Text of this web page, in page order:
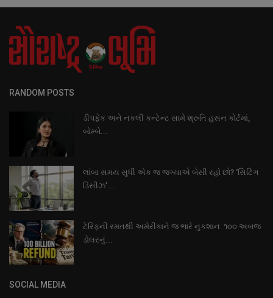
RANDOM POSTS
ડીપફેક અને નકલી કન્ટેન્ટ સામે શ્રુતિ હસન કોર્ટમાં,
બોમ્બે...
લાંબા સમય સુધી એક જ જગ્યાએ બેસી રહો છો? ‘સિટિંગ
ડિસીઝ’...
ટેરિફની રમતથી અમેરીકાને જ ભારે નુકશાન ૧૦૦ અબજ
ડોલરનું...
SOCIAL MEDIA